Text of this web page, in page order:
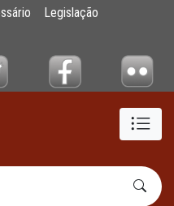
do MPPE
Legislação